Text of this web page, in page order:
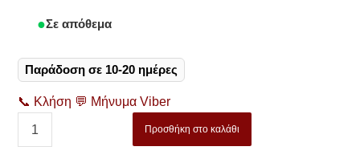
Σε απόθεμα
Παράδοση σε 10-20 ημέρες
📞 Κλήση 💬 Μήνυμα Viber
Προσθήκη στο καλάθι